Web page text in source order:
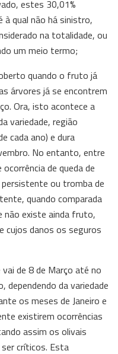
estes 30,01%
à qual não há sinistro,
na totalidade, ou
um meio termo;
quando o fruto já
árvores já se encontrem
Ora, isto acontece a
variedade, região
cada ano) e dura
No entanto, entre
de queda de
persistente ou tromba de
quando comparada
não existe ainda fruto,
cujos danos os seguros
vai de 8 de Março até no
dependendo da variedade
os meses de Janeiro e
existirem ocorrências
assim os olivais
críticos. Esta